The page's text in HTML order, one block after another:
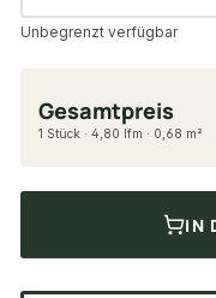
Unbegrenzt verfügbar
Gesamtpreis
1 Stück · 4,80 lfm · 0,68 m²
IN